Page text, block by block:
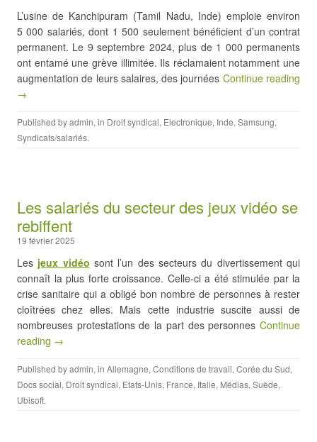
L’usine de Kanchipuram (Tamil Nadu, Inde) emploie environ
5 000 salariés, dont 1 500 seulement bénéficient d’un contrat
permanent. Le 9 septembre 2024, plus de 1 000 permanents
ont entamé une grève illimitée. Ils réclamaient notamment une
augmentation de leurs salaires, des journées Continue reading
→
Published byadmin, in Droit syndical, Electronique, Inde, Samsung,
Syndicats/salariés.
Les salariés du secteur des jeux vidéo se
rebiffent
19 février 2025
Les jeux vidéo sont l’un des secteurs du divertissement qui
connaît la plus forte croissance. Celle-ci a été stimulée par la
crise sanitaire qui a obligé bon nombre de personnes à rester
cloîtrées chez elles. Mais cette industrie suscite aussi de
nombreuses protestations de la part des personnes Continue
reading →
Published byadmin, in Allemagne, Conditions de travail, Corée du Sud,
Docs social, Droit syndical, Etats-Unis, France, Italie, Médias, Suède,
Ubisoft.